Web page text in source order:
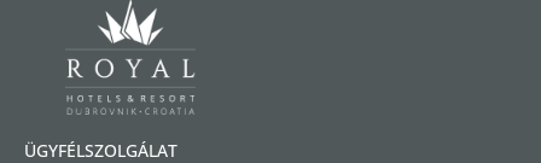
ÜGYFÉLSZOLGÁLAT